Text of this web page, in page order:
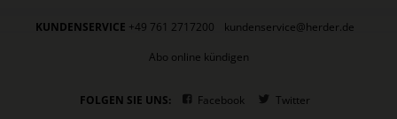
KUNDENSERVICE +49 761 2717200
kundenservice@herder.de
Abo online kündigen
FOLGEN SIE UNS: Facebook Twitter